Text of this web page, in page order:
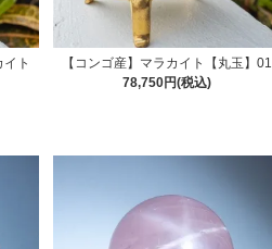
ト
【コンゴ産】マラカイト【丸玉】01
78,750円(税込)